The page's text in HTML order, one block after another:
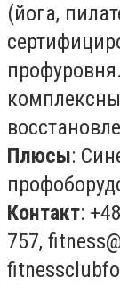
(йога,
Плюсы:
Контакт:
757,